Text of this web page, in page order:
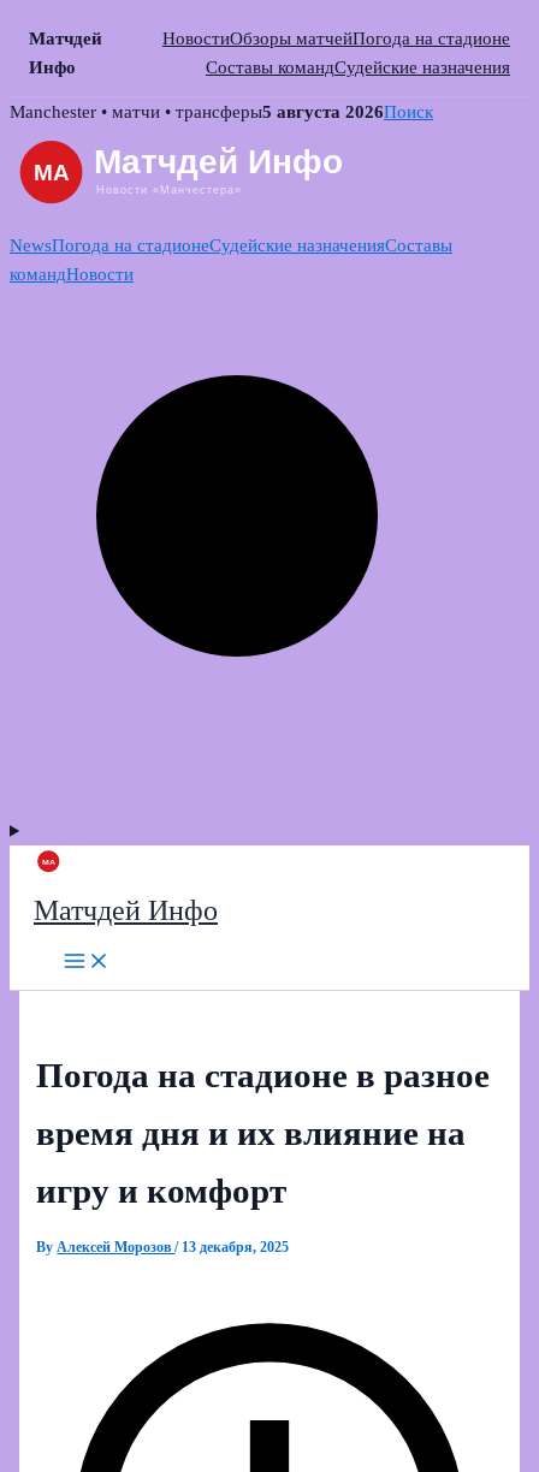
Матчдей
Инфо
НовостиОбзоры матчейПогода на стадионе
Составы командСудейские назначения
Skip
content
Manchester • матчи • трансферы5 августа 2026Поиск
NewsПогода на стадионеСудейские назначенияСоставы
командНовости
Матчдей Инфо
Погода на стадионе в разное
время дня и их влияние на
игру и комфорт
ByАлексей Морозов/ 13 декабря, 2025